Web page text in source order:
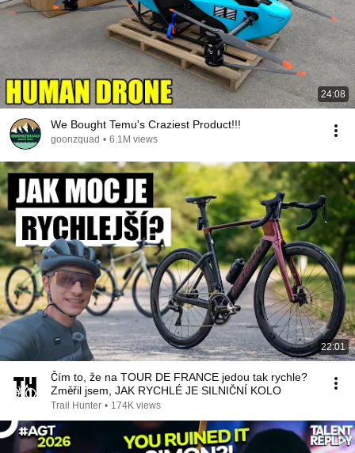
24:08
We Bought Temu's Craziest Product!!!
goonzquad • 6.1M views
22:01
Čím to, že na TOUR DE FRANCE jedou tak rychle?
Změřil jsem, JAK RYCHLÉ JE SILNIČNÍ KOLO
Trail Hunter • 174K views